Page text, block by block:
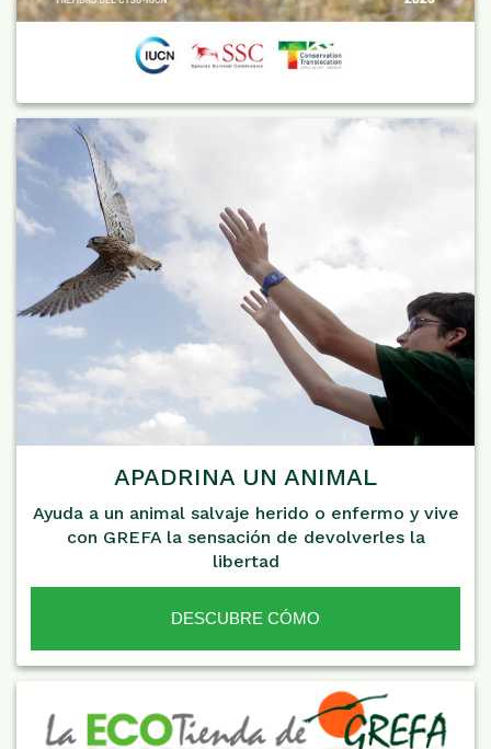
APADRINA UN ANIMAL
Ayuda a un animal salvaje herido o enfermo y vive
con GREFA la sensación de devolverles la
libertad
DESCUBRE CÓMO